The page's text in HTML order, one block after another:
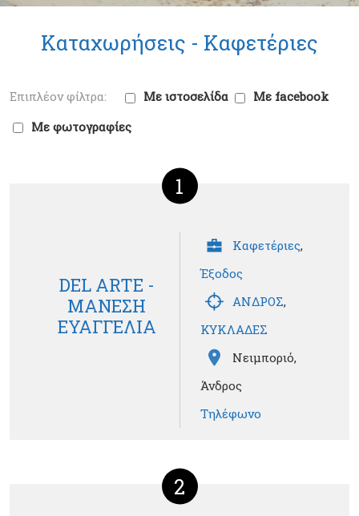
Καταχωρήσεις - Καφετέριες
Με ιστοσελίδα
Με facebook
Με φωτογραφίες
1
DEL ARTΕ -
ΜΑΝΕΣΗ
ΕΥΑΓΓΕΛΙΑ
Καφετέριες,
Έξοδος
ΑΝΔΡΟΣ,
ΚΥΚΛΑΔΕΣ
Νειμποριό,
Άνδρος
Τηλέφωνο
2